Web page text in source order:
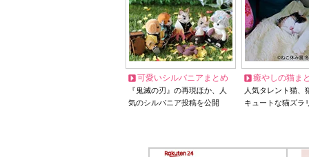
可愛いシルバニアまとめ
『鬼滅の刃』の再現ほか、人
気のシルバニア投稿を公開
癒やしの猫ま
人気タレント猫
キュートな猫ズラ